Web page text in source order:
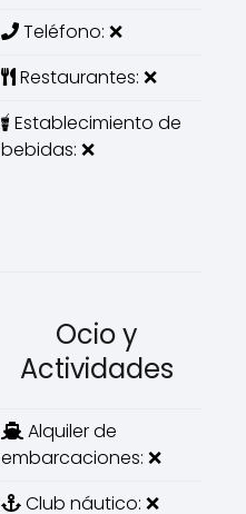
Teléfono: ❌
Restaurantes: ❌
Establecimiento de
bebidas: ❌
Ocio y
Actividades
Alquiler de
embarcaciones: ❌
Club náutico: ❌